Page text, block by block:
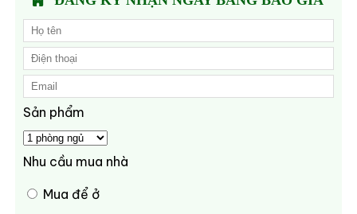
Sản phẩm
Nhu cầu mua nhà
Mua để ở